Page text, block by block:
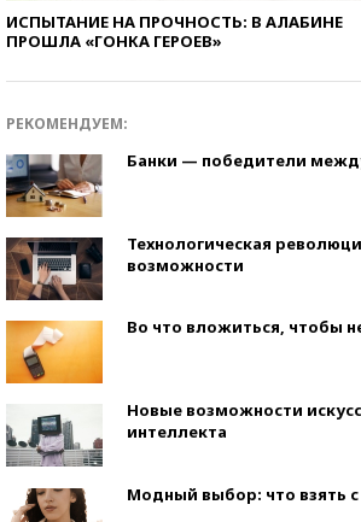
ИСПЫТАНИЕ НА ПРОЧНОСТЬ: В АЛАБИНЕ
ПРОШЛА «ГОНКА ГЕРОЕВ»
РЕКОМЕНДУЕМ:
Банки — победители
Технологическая
возможности
Во что вложиться, чтобы
Новые возможности
интеллекта
Модный выбор: что взять с